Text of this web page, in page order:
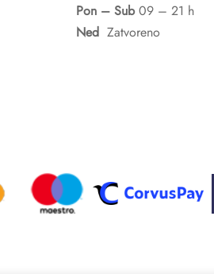
Pon – Sub09 – 21 h
Ned Zatvoreno